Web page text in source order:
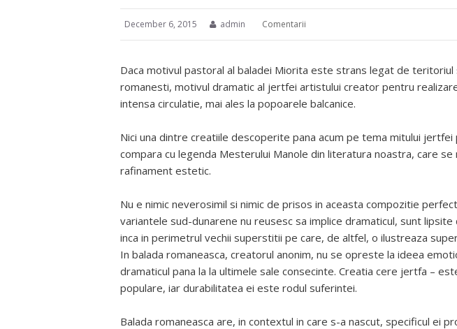
December 6, 2015 admin Comentarii
Daca motivul pastoral al baladei Miorita este strans legat de teritoriul
romanesti, motivul dramatic al jertfei artistului creator pentru
intensa circulatie, mai ales la popoarele balcanice.
Nici una dintre creatiile descoperite pana acum pe tema mitului
compara cu legenda Mesterului Manole din literatura noastra, care se
rafinament estetic.
Nu e nimic neverosimil si nimic de prisos in aceasta compozitie
variantele sud-dunarene nu reusesc sa implice dramaticul, sunt
inca in perimetrul vechii superstitii pe care, de altfel, o ilustreaza
In balada romaneasca, creatorul anonim, nu se opreste la ideea
dramaticul pana la la ultimele sale consecinte. Creatia cere jertfa –
populare, iar durabilitatea ei este rodul suferintei.
Balada romaneasca are, in contextul in care s-a nascut, specificul ei